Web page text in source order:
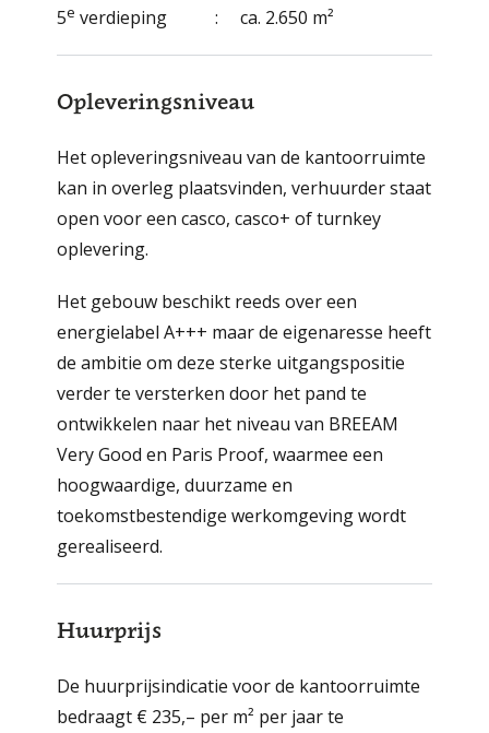
5e verdieping : ca. 2.650 m²
Opleveringsniveau
Het opleveringsniveau van de kantoorruimte
kan in overleg plaatsvinden, verhuurder staat
open voor een casco, casco+ of turnkey
oplevering.
Het gebouw beschikt reeds over een
energielabel A+++ maar de eigenaresse heeft
de ambitie om deze sterke uitgangspositie
verder te versterken door het pand te
ontwikkelen naar het niveau van BREEAM
Very Good en Paris Proof, waarmee een
hoogwaardige, duurzame en
toekomstbestendige werkomgeving wordt
gerealiseerd.
Huurprijs
De huurprijsindicatie voor de kantoorruimte
bedraagt € 235,– per m² per jaar te